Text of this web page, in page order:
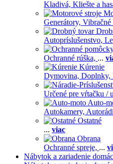
Kladivá, Kliešte a
Generátory, Vibračné
Autopríslušenstvo,
Ochranné rúška, ...
Kúrenie
Dymovina, Doplnky,
Určené pre vŕtačku /
Auto-
Autokamery,
Ostatné
... viac
Obrana
Ochranné spreje, ...
Nábytok a zariadenie